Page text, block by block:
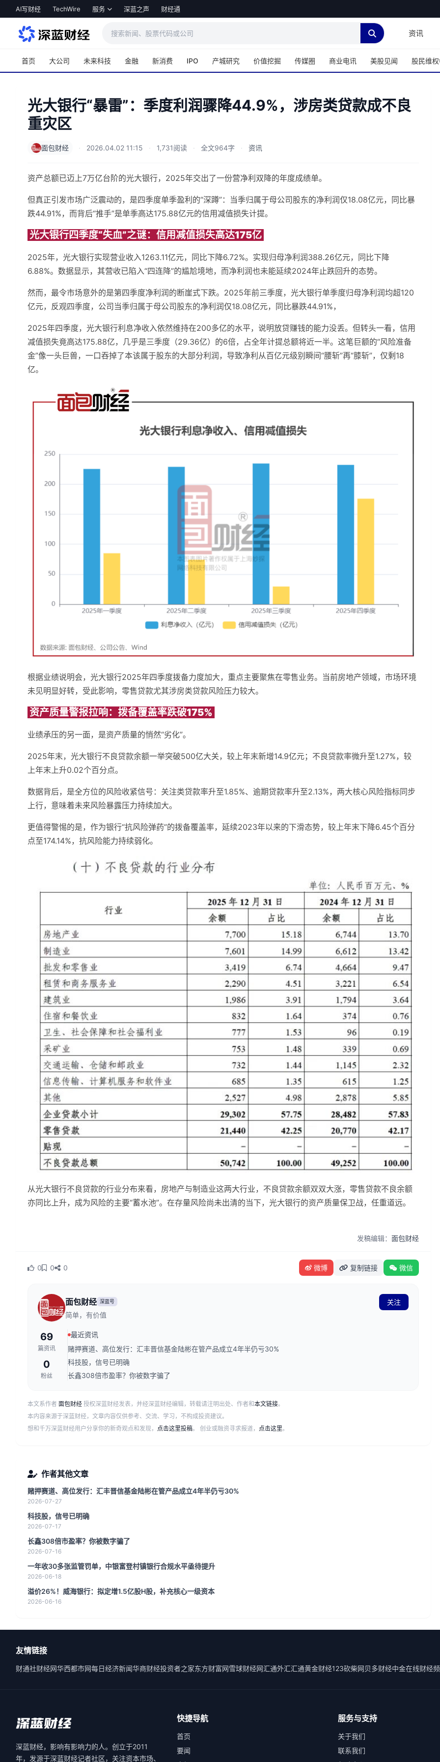
跳转到主内容
AI写财经 TechWire 服务 深蓝之声 财经通
资讯
首页 大公司 未来科技 金融 新消费 IPO 产城研究 价值挖掘 传媒圈 商业电讯 美股见闻 股民维
光大银行“暴雷”：季度利润骤降44.9%，涉房类贷款成不良
重灾区
面包财经 · 2026.04.02 11:15 · 1,731阅读 · 全文964字 · 资讯
资产总额已迈上7万亿台阶的光大银行，2025年交出了一份营净利双降的年度成绩单。
但真正引发市场广泛震动的，是四季度单季盈利的“深蹲”：当季归属于母公司股东的净利润仅18.08亿元，同比暴
跌44.91%，而背后“推手”是单季高达175.88亿元的信用减值损失计提。
光大银行四季度“失血”之谜：信用减值损失高达175亿
2025年，光大银行实现营业收入1263.11亿元，同比下降6.72%。实现归母净利润388.26亿元，同比下降
6.88%。数据显示，其营收已陷入“四连降”的尴尬境地，而净利润也未能延续2024年止跌回升的态势。
然而，最令市场意外的是第四季度净利润的断崖式下跌。2025年前三季度，光大银行单季度归母净利润均超120
亿元，反观四季度，公司当季归属于母公司股东的净利润仅18.08亿元，同比暴跌44.91%，
2025年四季度，光大银行利息净收入依然维持在200多亿的水平，说明放贷赚钱的能力没丢。但转头一看，信用
减值损失竟高达175.88亿，几乎是三季度（29.36亿）的6倍，占全年计提总额将近一半。这笔巨额的“风险准备
金”像一头巨兽，一口吞掉了本该属于股东的大部分利润，导致净利从百亿元级别瞬间“腰斩”再“膝斩”，仅剩18
亿。
根据业绩说明会，光大银行2025年四季度拨备力度加大，重点主要聚焦在零售业务。当前房地产领域，市场环境
未见明显好转，受此影响，零售贷款尤其涉房类贷款风险压力较大。
资产质量警报拉响：拨备覆盖率跌破175%
业绩承压的另一面，是资产质量的悄然“劣化”。
2025年末，光大银行不良贷款余额一举突破500亿大关，较上年末新增14.9亿元；不良贷款率微升至1.27%，较
上年末上升0.02个百分点。
数据背后，是全方位的风险收紧信号：关注类贷款率升至1.85%、逾期贷款率升至2.13%，两大核心风险指标同步
上行，意味着未来风险暴露压力持续加大。
更值得警惕的是，作为银行“抗风险弹药”的拨备覆盖率，延续2023年以来的下滑态势，较上年末下降6.45个百分
点至174.14%，抗风险能力持续弱化。
从光大银行不良贷款的行业分布来看，房地产与制造业这两大行业，不良贷款余额双双大涨，零售贷款不良余额
亦同比上升，成为风险的主要“蓄水池”。在存量风险尚未出清的当下，光大银行的资产质量保卫战，任重道远。
发稿编辑：面包财经
0 0 0 微博 复制链接 微信
面包财经 深蓝号
简单，有价值
关注
69
篇资讯
0
粉丝
最近资讯
赌押赛道、高位发行：汇丰晋信基金陆彬在管产品成立4年半仍亏30%
科技股，信号已明确
长鑫308倍市盈率？你被数字骗了
本文系作者 面包财经 授权深蓝财经发表，并经深蓝财经编辑，转载请注明出处、作者和本文链接。
本内容来源于深蓝财经，文章内容仅供参考、交流、学习，不构成投资建议。
想和千万深蓝财经用户分享你的新奇观点和发现， 点击这里投稿。 创业或融资寻求报道， 点击这里。
作者其他文章
赌押赛道、高位发行：汇丰晋信基金陆彬在管产品成立4年半仍亏30%
2026-07-27
科技股，信号已明确
2026-07-17
长鑫308倍市盈率？你被数字骗了
2026-07-16
一年收30多张监管罚单，中银富登村镇银行合规水平亟待提升
2026-06-18
溢价26%！威海银行：拟定增1.5亿股H股，补充核心一级资本
2026-06-16
友情链接
财通社财经网华西都市网每日经济新闻华商财经投资者之家东方财富网雪球财经网汇通外汇汇通黄金财经123砍柴网贝多财经中金在线财经
深蓝财经，影响有影响力的人。创立于2011
年，发源于深蓝财经记者社区，关注资本市场、
快捷导航
首页
要闻
服务与支持
关于我们
联系我们